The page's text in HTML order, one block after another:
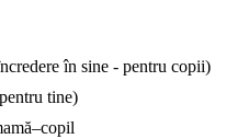
în sine - pentru copii)
tine)